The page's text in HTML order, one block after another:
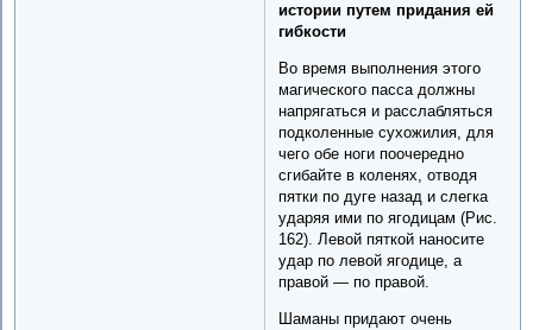
истории путем придания ей
гибкости
Во время выполнения этого
магического пасса должны
напрягаться и расслабляться
подколенные сухожилия, для
чего обе ноги поочередно
сгибайте в коленях, отводя
пятки по дуге назад и слегка
ударяя ими по ягодицам (Рис.
162). Левой пяткой наносите
удар по левой ягодице, а
правой — по правой.
Шаманы придают очень